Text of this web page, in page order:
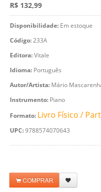
R$ 132,99
Disponibilidade: Em estoque
Código:233A
Editora:Vitale
Idioma: Português
Autor/Artista: Mário
Instrumento: Piano
Formato: Livro Físico /
UPC:9788574070643
COMPRAR